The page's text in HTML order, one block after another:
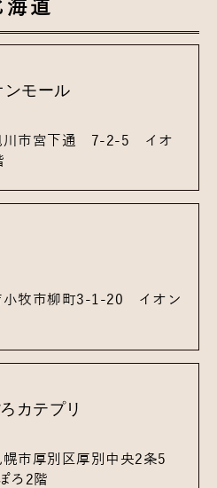
海道
ンモール
川市宮下通 7-2-5
イオ
小牧市柳町3-1-20
イオン
カテプリ
幌市厚別区厚別中央2条5
ろ2階